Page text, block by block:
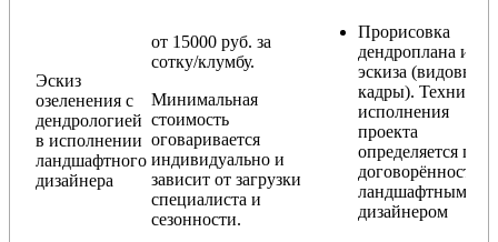
Эскиз
озеленения с
дендрологией
в исполнении
ландшафтного
дизайнера
от 15000 руб. за
сотку/клумбу.
Минимальная
стоимость
оговаривается
индивидуально и
зависит от загрузки
специалиста и
сезонности.
Прорисовка
дендроплана и
эскиза (видовые
кадры). Техника
исполнения
проекта
определяется по
договорённости с
ландшафтным
дизайнером